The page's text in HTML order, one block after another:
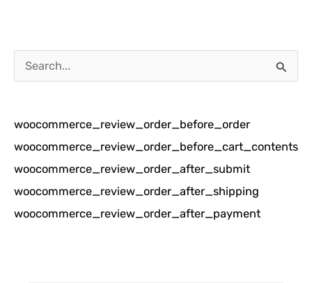
a
i
u
n
t
u
woocommerce_review_order_before_order
woocommerce_review_order_before_cart_contents
woocommerce_review_order_after_submit
woocommerce_review_order_after_shipping
woocommerce_review_order_after_payment